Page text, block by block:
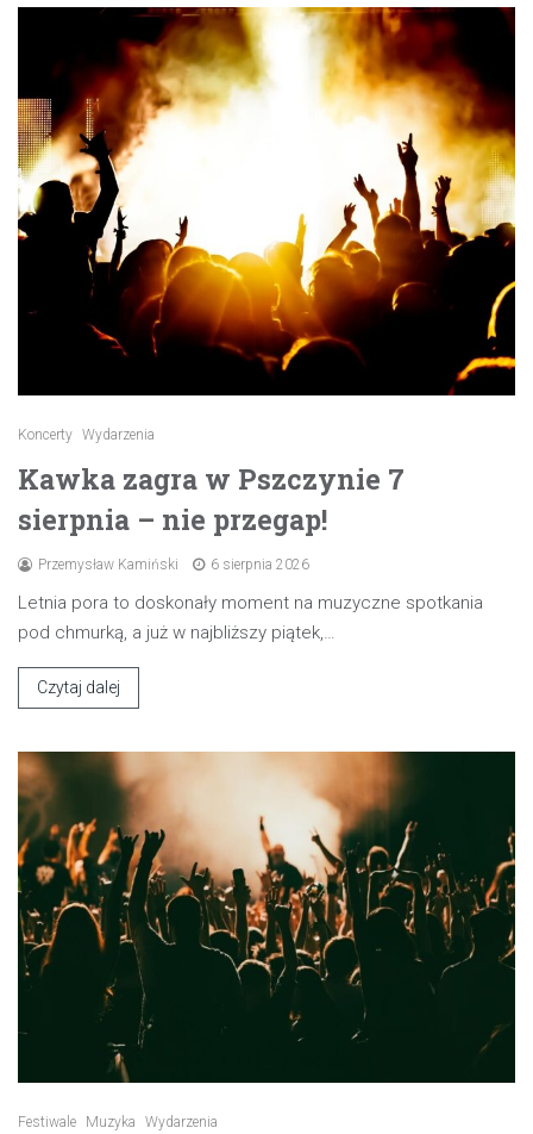
Koncerty Wydarzenia
Kawka zagra w Pszczynie 7
sierpnia – nie przegap!
Przemysław Kamiński 6 sierpnia 2026
Letnia pora to doskonały moment na muzyczne spotkania
pod chmurką, a już w najbliższy piątek,…
Czytaj dalej
Festiwale Muzyka Wydarzenia